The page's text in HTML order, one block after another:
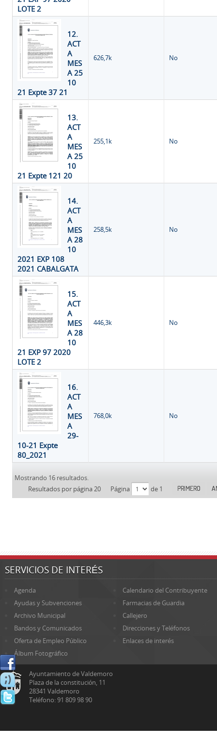
LOTE 2
12.
ACT
A
MES
A 25
10
21 Expte 37 21
626,7k No
13.
ACT
A
MES
A 25
10
21 Expte 121 20
255,1k No
14.
ACT
A
MES
A 28
10
2021 EXP 108
2021 CABALGATA
258,5k No
15.
ACT
A
MES
A 28
10
21 EXP 97 2020
LOTE 2
446,3k No
16.
ACT
A
MES
A
29-
10-21 Expte
80_2021
768,0k No
Mostrando 16 resultados.
Resultados por página 20
Página de 1 PRIMERO
SERVICIOS DE INTERÉS
Agenda
Calendario del Contribuyente
Ayudas y Subvenciones
Farmacias de Guardia
Archivo Municipal
Callejero
Bandos y Comunicados
Direcciones y Teléfonos
Oferta de Empleo Público
Enlaces de interés
Álbum Fotográfico
Ayuntamiento de Valdemoro
Plaza de la constitución, 11
28341 Valdemoro
Teléfono: 91 809 98 90